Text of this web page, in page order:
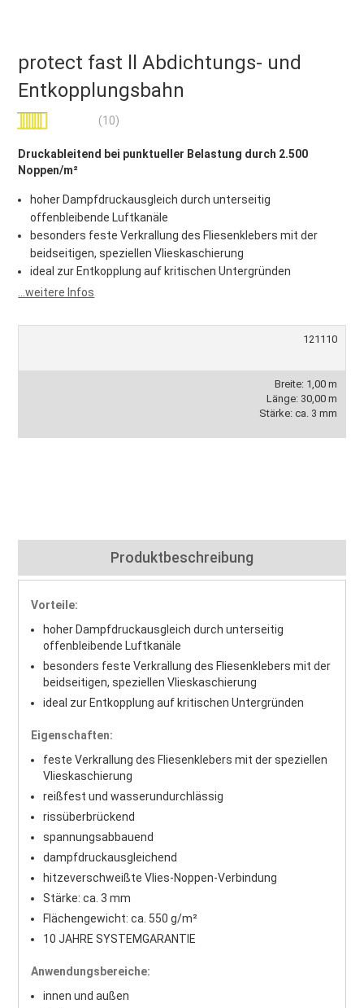
protect fast ll Abdichtungs- und
Entkopplungsbahn
Bewertung: (10)
Druckableitend bei punktueller Belastung durch 2.500
Noppen/m²
hoher Dampfdruckausgleich durch unterseitig
offenbleibende Luftkanäle
besonders feste Verkrallung des Fliesenklebers mit der
beidseitigen, speziellen Vlieskaschierung
ideal zur Entkopplung auf kritischen Untergründen
...weitere Infos
121110
Breite: 1,00 m
Länge: 30,00 m
Stärke: ca. 3 mm
Produktbeschreibung
Vorteile:
hoher Dampfdruckausgleich durch unterseitig
offenbleibende Luftkanäle
besonders feste Verkrallung des Fliesenklebers mit der
beidseitigen, speziellen Vlieskaschierung
ideal zur Entkopplung auf kritischen Untergründen
Eigenschaften:
feste Verkrallung des Fliesenklebers mit der speziellen
Vlieskaschierung
reißfest und wasserundurchlässig
rissüberbrückend
spannungsabbauend
dampfdruckausgleichend
hitzeverschweißte Vlies-Noppen-Verbindung
Stärke: ca. 3 mm
Flächengewicht: ca. 550 g/m²
10 JAHRE SYSTEMGARANTIE
Anwendungsbereiche:
innen und außen